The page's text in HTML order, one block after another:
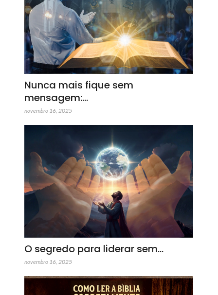
Nunca mais fique sem
mensagem:…
novembro 16, 2025
O segredo para liderar sem…
novembro 16, 2025